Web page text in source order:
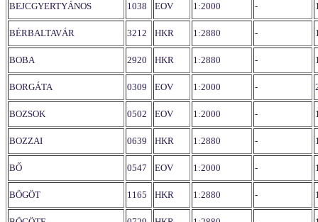
BEJCGYERTYÁNOS 1038 EOV 1:2000 -
BÉRBALTAVÁR 3212 HKR 1:2880 -
BOBA 2920 HKR 1:2880 -
BORGÁTA 0309 EOV 1:2000 -
BOZSOK 0502 EOV 1:2000 -
BOZZAI 0639 HKR 1:2880 -
BŐ 0547 EOV 1:2000 -
BÖGÖT 1165 HKR 1:2880 -